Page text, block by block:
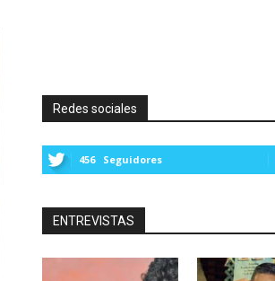
Redes sociales
456 Seguidores
ENTREVISTAS